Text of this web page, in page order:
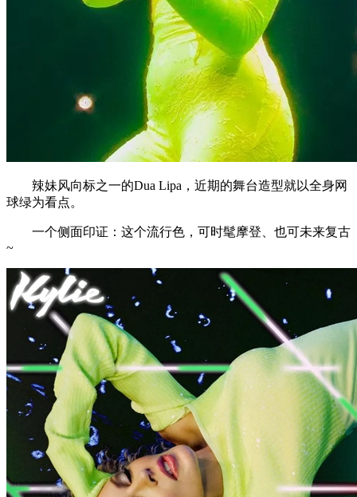
辣妹风向标之一的Dua Lipa，近期的舞台造型就以全身网
球绿为看点。
一个侧面印证：这个流行色，可时髦摩登、也可未来复古
~